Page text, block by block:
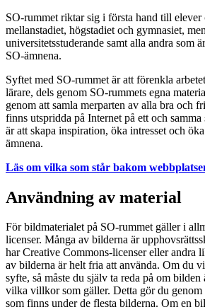
SO-rummet riktar sig i första hand till elever
mellanstadiet, högstadiet och gymnasiet,
universitetsstuderande samt alla andra som
SO-ämnena.
Syftet med SO-rummet är att förenkla
lärare, dels genom SO-rummets egna
genom att samla merparten av alla bra och
finns utspridda på Internet på ett och
är att skapa inspiration, öka intresset och
ämnena.
Läs om vilka som står bakom
Användning av material
För bildmaterialet på SO-rummet gäller i
licenser. Många av bilderna är
har Creative Commons-licenser eller andra
av bilderna är helt fria att använda. Om du
syfte, så måste du själv ta reda på om
vilka villkor som gäller. Detta gör du
som finns under de flesta bilderna. Om en